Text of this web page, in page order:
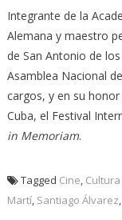
Integrante de la
Alemana y maestro
de San Antonio de
Asamblea Nacional
cargos, y en su
Cuba, el Festival
in Memoriam.
Tagged Cine,
Martí, Santiago Álvarez,